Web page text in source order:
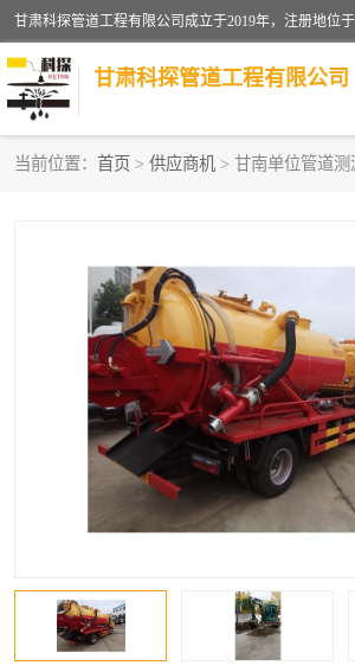
甘肃科探管道工程有限公司
当前位置： 首页 > 供应商机 > 甘南单位管道
漏水检查维修 消防
供热管道漏水 排水
自来水管漏水 管道疏
高压车疏通清淤